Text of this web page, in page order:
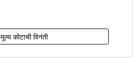
मूल्य कोटाची विनंती